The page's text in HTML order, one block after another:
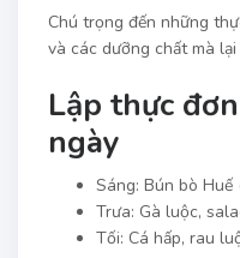
Chú trọng đến những
và các dưỡng chất mà
Lập thực
ngày
Sáng: Bún bò
Trưa: Gà luộc,
Tối: Cá hấp, rau